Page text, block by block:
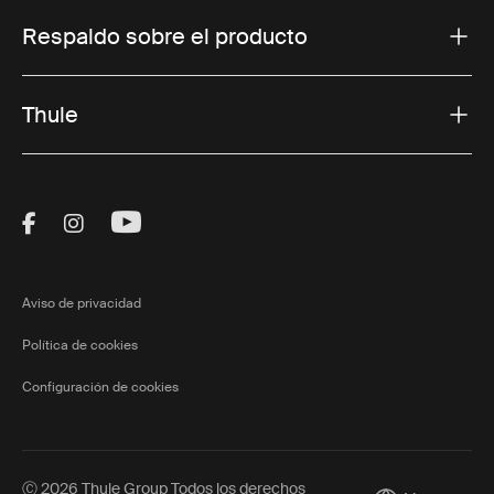
Respaldo sobre el producto
Thule
Visit Thule on Facebook (external link)
Visit Thule on Instagram (external link)
Visit Thule on Youtube (external
Aviso de privacidad
Política de cookies
Configuración de cookies
Ⓒ 2026 Thule Group Todos los derechos